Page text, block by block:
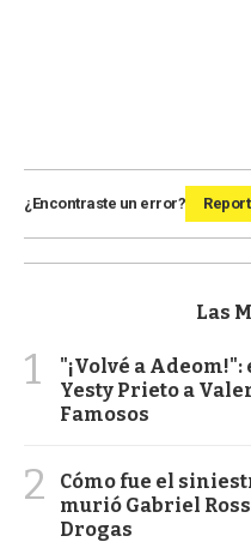
¿Encontraste un error?
Las
1
"¡Volvé a
Yesty Prieto a
Famosos
2
Cómo fue el
murió Gabriel
Drogas